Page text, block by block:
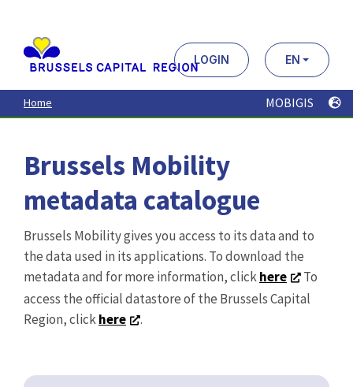
contenu
principal
LOGIN EN
Home MOBIGIS
Brussels Mobility
metadata catalogue
Brussels Mobility gives you access to its data and to
the data used in its applications. To download the
metadata and for more information, clickhere
To
access the official datastore of the Brussels Capital
Region, clickhere .